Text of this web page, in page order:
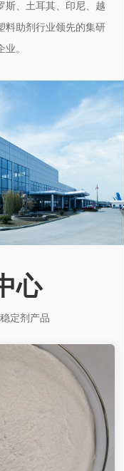
斯、土耳其、印尼、越
料助剂行业领先的集研
。
心
定剂产品